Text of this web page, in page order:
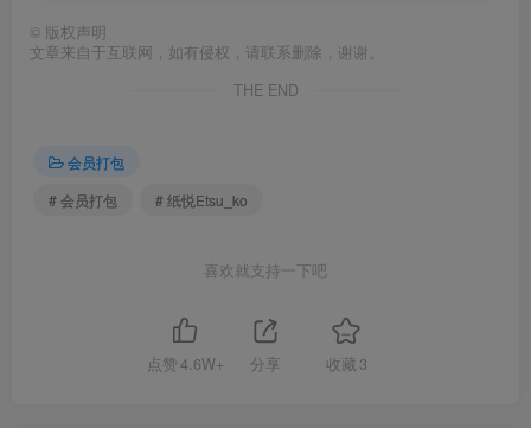
© 版权声明
文章来自于互联网，如有侵权，请联系删除，谢谢。
THE END
会员打包
# 会员打包
# 纸悦Etsu_ko
喜欢就支持一下吧
点赞 4.6W+ 分享 收藏 3